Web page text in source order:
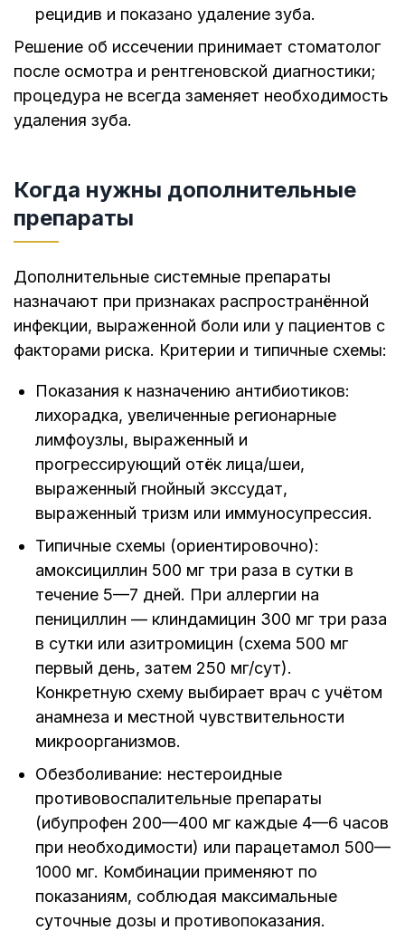
рецидив и показано удаление зуба.
Решение об иссечении принимает стоматолог
после осмотра и рентгеновской диагностики;
процедура не всегда заменяет необходимость
удаления зуба.
Когда нужны дополнительные
препараты
Дополнительные системные препараты
назначают при признаках распространённой
инфекции, выраженной боли или у пациентов с
факторами риска. Критерии и типичные схемы:
Показания к назначению антибиотиков:
лихорадка, увеличенные регионарные
лимфоузлы, выраженный и
прогрессирующий отёк лица/шеи,
выраженный гнойный экссудат,
выраженный тризм или иммуносупрессия.
Типичные схемы (ориентировочно):
амоксициллин 500 мг три раза в сутки в
течение 5—7 дней. При аллергии на
пенициллин — клиндамицин 300 мг три раза
в сутки или азитромицин (схема 500 мг
первый день, затем 250 мг/сут).
Конкретную схему выбирает врач с учётом
анамнеза и местной чувствительности
микроорганизмов.
Обезболивание: нестероидные
противовоспалительные препараты
(ибупрофен 200—400 мг каждые 4—6 часов
при необходимости) или парацетамол 500—
1000 мг. Комбинации применяют по
показаниям, соблюдая максимальные
суточные дозы и противопоказания.